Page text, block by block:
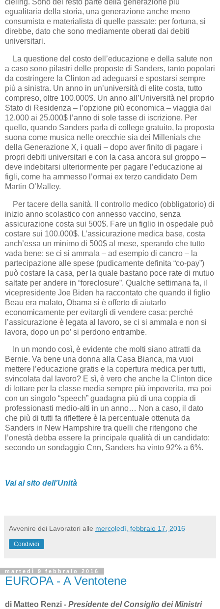
egualitaria della storia, una generazione anche meno
consumista e materialista di quelle passate: per fortuna, si
direbbe, dato che sono mediamente oberati dai debiti
universitari.
La questione del costo dell’educazione e della salute non
a caso sono pilastri delle proposte di Sanders, tanto popolari
da costringere la Clinton ad adeguarsi e spostarsi sempre
più a sinistra. Un anno in un’università di elite costa, tutto
compreso, oltre 100.000$. Un anno all’Università nel proprio
Stato di Residenza – l’opzione più economica – viaggia dai
12.000 ai 25.000$ l’anno di sole tasse di iscrizione. Per
quello, quando Sanders parla di college gratuito, la proposta
suona come musica nelle orecchie sia dei Millenials che
della Generazione X, i quali – dopo aver finito di pagare i
propri debiti universitari e con la casa ancora sul groppo –
deve indebitarsi ulteriormente per pagare l’educazione ai
figli, come ha ammesso l’ormai ex terzo candidato Dem
Martin O’Malley.
Per tacere della sanità. Il controllo medico (obbligatorio) di
inizio anno scolastico con annesso vaccino, senza
assicurazione costa sui 500$. Fare un figlio in ospedale può
costare sui 100.000$. L’assicurazione medica base, costa
anch’essa un minimo di 500$ al mese, sperando che tutto
vada bene: se ci si ammala – ad esempio di cancro – la
partecipazione alle spese (pudicamente definita “co-pay”)
può costare la casa, per la quale bastano poce rate di mutuo
saltate per andere in “foreclosure”. Qualche settimana fa, il
vicepresidente Joe Biden ha raccontato che quando il figlio
Beau era malato, Obama si è offerto di aiutarlo
economicamente per evitargli di vendere casa: perché
l’assicurazione è legata al lavoro, se ci si ammala e non si
lavora, dopo un po’ si perdono entrambe.
In un mondo così, è evidente che molti siano attratti da
Bernie. Va bene una donna alla Casa Bianca, ma vuoi
mettere l’educazione gratis e la copertura medica per tutti,
svincolata dal lavoro? E sì, è vero che anche la Clinton dice
di lottare per la classe media sempre più impoverita, ma poi
con un singolo “speech” guadagna più di una coppia di
professionasti medio-alti in un anno… Non a caso, il dato
che più di tutti fa riflettere è la percentuale ottenuta da
Sanders in New Hampshire tra quelli che ritengono che
l’onestà debba essere la principale qualità di un candidato:
secondo un sondaggio Cnn, Sanders ha vinto 92% a 6%.
Vai al sito dell’Unità
Avvenire dei Lavoratori alle mercoledì, febbraio 17, 2016
Condividi
martedì 9 febbraio 2016
EUROPA - A Ventotene
di Matteo Renzi - Presidente del Consiglio dei Ministri